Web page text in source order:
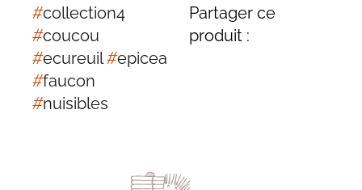
#collection4
#coucou
#ecureuil #epicea
#faucon
#nuisibles
Partager ce
produit :